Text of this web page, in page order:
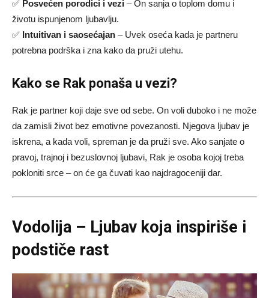
✅ Posvećen porodici i vezi – On sanja o toplom domu i
životu ispunjenom ljubavlju.
✅ Intuitivan i saosećajan – Uvek oseća kada je partneru
potrebna podrška i zna kako da pruži utehu.
Kako se Rak ponaša u vezi?
Rak je partner koji daje sve od sebe. On voli duboko i ne može
da zamisli život bez emotivne povezanosti. Njegova ljubav je
iskrena, a kada voli, spreman je da pruži sve. Ako sanjate o
pravoj, trajnoj i bezuslovnoj ljubavi, Rak je osoba kojoj treba
pokloniti srce – on će ga čuvati kao najdragoceniji dar.
Vodolija – Ljubav koja inspiriše i
podstiče rast